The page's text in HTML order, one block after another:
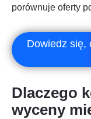
porównuje oferty
Dowiedz się,
Dlaczego
wyceny